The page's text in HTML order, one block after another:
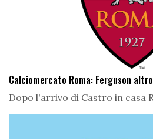
Calciomercato Roma: Ferguson
Dopo l'arrivo di Castro in casa